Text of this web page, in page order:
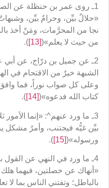
1ـ روى عمر بن حنظلة عن
«حلالٌ بيِّن، وحرامٌ بيِّن،
نجا من المحرَّمات، ومَنْ أخذ
من حيث لا يعلم»([13]
).
2ـ عن جميل بن درّاج، عن أبي
الشبهة خيرٌ من الاقتحام في
وعلى كل صواب نوراً، فما
كتاب الله فدعوه»([14]
).
3ـ ما ورد عنهم^: «إنما الأمور
بيِّن غيُّه فيجتنب، وأمرٌ مشكل
ورسوله»([15]
).
4ـ ما ورد في النهي عن القول
«أنهاك عن خصلتين، فيهما هلك
بالباطل؛ وتفتني الناس بما لا